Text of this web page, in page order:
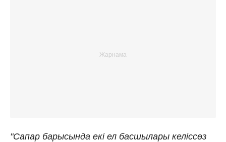
"Сапар барысында екі ел басшылары келіссөз